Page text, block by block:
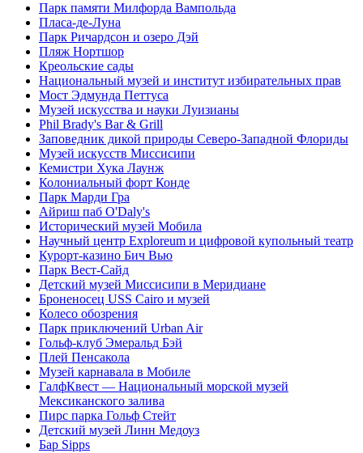
Парк памяти Милфорда Вампольда
Пласа-де-Луна
Парк Ричардсон и озеро Дэй
Пляж Нортшор
Креольские сады
Национальный музей и институт избирательных прав
Мост Эдмунда Петтуса
Музей искусства и науки Луизианы
Phil Brady's Bar & Grill
Заповедник дикой природы Северо-Западной Флориды
Музей искусств Миссисипи
Кемистри Хука Лаунж
Колониальный форт Конде
Парк Марди Гра
Айриш паб O'Daly's
Исторический музей Мобила
Научный центр Exploreum и цифровой купольный театр
Курорт-казино Бич Вью
Парк Вест-Сайд
Детский музей Миссисипи в Меридиане
Броненосец USS Cairo и музей
Колесо обозрения
Парк приключений Urban Air
Гольф-клуб Эмеральд Бэй
Плей Пенсакола
Музей карнавала в Мобиле
ГалфКвест — Национальный морской музей
Мексиканского залива
Пирс парка Гольф Стейт
Детский музей Линн Медоуз
Бар Sipps